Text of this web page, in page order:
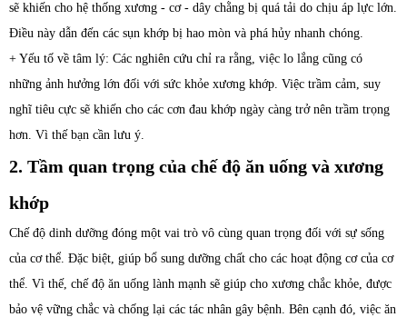
sẽ khiến cho hệ thống xương - cơ - dây chằng bị quá tải do chịu áp lực lớn.
Điều này dẫn đến các sụn khớp bị hao mòn và phá hủy nhanh chóng.
+ Yếu tố về tâm lý: Các nghiên cứu chỉ ra rằng, việc lo lắng cũng có
những ảnh hưởng lớn đối với sức khỏe xương khớp. Việc trầm cảm, suy
nghĩ tiêu cực sẽ khiến cho các cơn đau khớp ngày càng trở nên trầm trọng
hơn. Vì thế bạn cần lưu ý.
2. Tầm quan trọng của chế độ ăn uống và xương
khớp
Chế độ dinh dưỡng đóng một vai trò vô cùng quan trọng đối với sự sống
của cơ thể. Đặc biệt, giúp bổ sung dưỡng chất cho các hoạt động cơ của cơ
thể. Vì thế, chế độ ăn uống lành mạnh sẽ giúp cho xương chắc khỏe, được
bảo vệ vững chắc và chống lại các tác nhân gây bệnh. Bên cạnh đó, việc ăn